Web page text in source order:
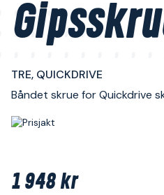
TRE, QUICKDRIVE
Båndet skrue for Quickdrive
1 948 kr